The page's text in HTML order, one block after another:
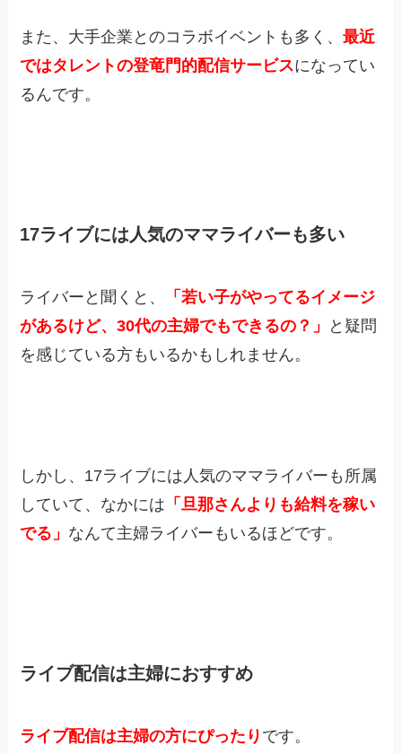
また、大手企業とのコラボイベントも多く、最近
ではタレントの登竜門的配信サービスになってい
るんです。
17ライブには人気のママライバーも多い
ライバーと聞くと、
「若い子がやってるイメージ
があるけど、30代の主婦でもできるの？」
と疑問
を感じている方もいるかもしれません。
しかし、17ライブには人気のママライバーも所属
していて、なかには 「旦那さんよりも給料を稼い
でる」 なんて主婦ライバーもいるほどです。
ライブ配信は主婦におすすめ
ライブ配信は主婦の方にぴったり です。